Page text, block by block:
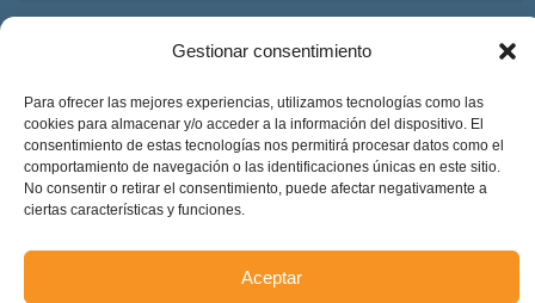
Gestionar consentimiento
Para ofrecer las mejores experiencias, utilizamos tecnologías como las
cookies para almacenar y/o acceder a la información del dispositivo. El
consentimiento de estas tecnologías nos permitirá procesar datos como el
comportamiento de navegación o las identificaciones únicas en este sitio.
No consentir o retirar el consentimiento, puede afectar negativamente a
ciertas características y funciones.
Aceptar
REDES SOCIALES
Facebook Twitter Linkeding Instagram
Deimos Estadística S.L. – ES-B90375460. Copyright © 2025.